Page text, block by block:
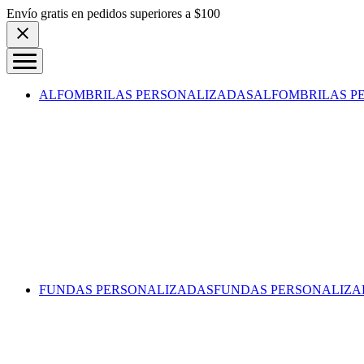
Skip to content
Envío gratis en pedidos superiores a $100
ALFOMBRILAS PERSONALIZADASALFOMBRILAS
FUNDAS PERSONALIZADASFUNDAS